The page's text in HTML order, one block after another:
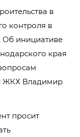
в
контроля в
Об инициативе
края
ЖКХ Владимир
просит